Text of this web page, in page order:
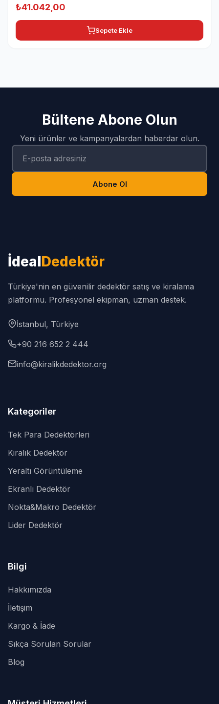
₺41.042,00
Sepete Ekle
Bültene Abone Olun
Yeni ürünler ve kampanyalardan haberdar olun.
Abone Ol
İdealDedektör
Türkiye'nin en güvenilir dedektör satış ve kiralama
platformu. Profesyonel ekipman, uzman destek.
İstanbul, Türkiye
+90 216 652 2 444
info@kiralikdedektor.org
Kategoriler
Tek Para Dedektörleri
Kiralık Dedektör
Yeraltı Görüntüleme
Ekranlı Dedektör
Nokta&Makro Dedektör
Lider Dedektör
Bilgi
Hakkımızda
İletişim
Kargo & İade
Sıkça Sorulan Sorular
Blog